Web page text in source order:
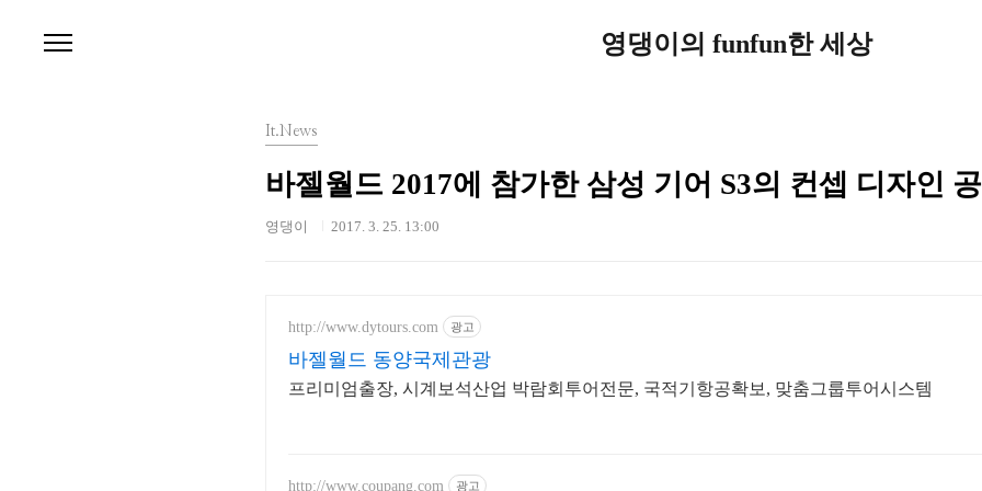
영댕이의 funfun한 세상
It.News
바젤월드 2017에 참가한 삼성 기어 S3의 컨셉 디자인
영댕이 2017. 3. 25. 13:00
http://www.dytours.com 광고
바젤월드 동양국제관광
프리미엄출장, 시계보석산업 박람회투어전문, 국적기항공확보, 맞춤그룹투어시스템
http://www.coupang.com 광고